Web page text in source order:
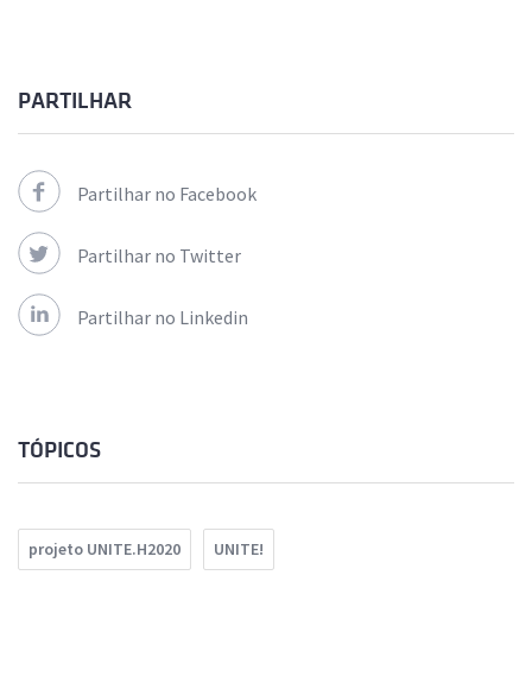
PARTILHAR
Partilhar no Facebook
Partilhar no Twitter
Partilhar no Linkedin
TÓPICOS
projeto UNITE.H2020 UNITE!